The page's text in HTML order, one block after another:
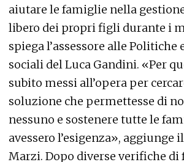
aiutare le famiglie nella
libero dei propri figli durante i
spiega l’assessore alle Politiche
sociali del Luca Gandini. «Per
subito messi all’opera per
soluzione che permettesse di
nessuno e sostenere tutte le
avessero l’esigenza», aggiunge
Marzi. Dopo diverse verifiche